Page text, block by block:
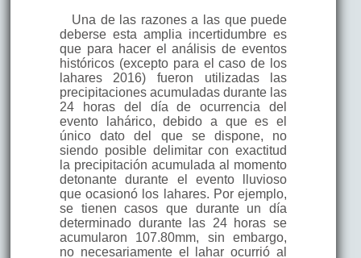
Una de las razones a las que puede
deberse esta amplia incertidumbre es
que para hacer el análisis de eventos
históricos (excepto para el caso de los
lahares 2016) fueron utilizadas las
precipitaciones acumuladas durante las
24 horas del día de ocurrencia del
evento lahárico, debido a que es el
único dato del que se dispone, no
siendo posible delimitar con exactitud
la precipitación acumulada al momento
detonante durante el evento lluvioso
que ocasionó los lahares. Por ejemplo,
se tienen casos que durante un día
determinado durante las 24 horas se
acumularon 107.80mm, sin embargo,
no necesariamente el lahar ocurrió al